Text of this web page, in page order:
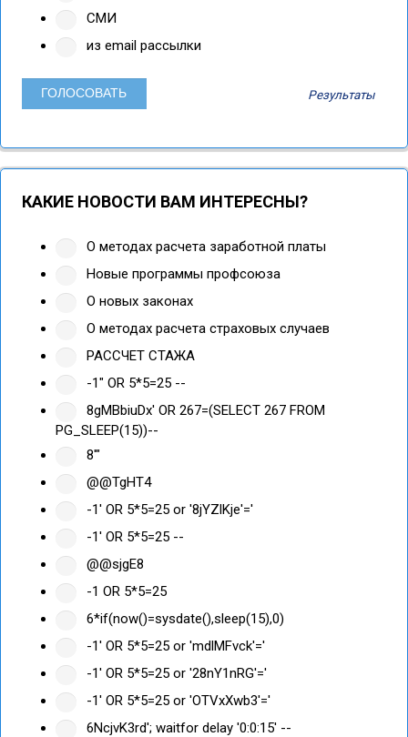
СМИ
из email рассылки
Результаты
КАКИЕ НОВОСТИ ВАМ ИНТЕРЕСНЫ?
О методах расчета заработной платы
Новые программы профсоюза
О новых законах
О методах расчета страховых случаев
РАССЧЕТ СТАЖА
-1" OR 5*5=25 --
8gMBbiuDx' OR 267=(SELECT 267 FROM
PG_SLEEP(15))--
8'"
@@TgHT4
-1' OR 5*5=25 or '8jYZlKje'='
-1' OR 5*5=25 --
@@sjgE8
-1 OR 5*5=25
6*if(now()=sysdate(),sleep(15),0)
-1' OR 5*5=25 or 'mdlMFvck'='
-1' OR 5*5=25 or '28nY1nRG'='
-1' OR 5*5=25 or 'OTVxXwb3'='
6NcjvK3rd'; waitfor delay '0:0:15' --